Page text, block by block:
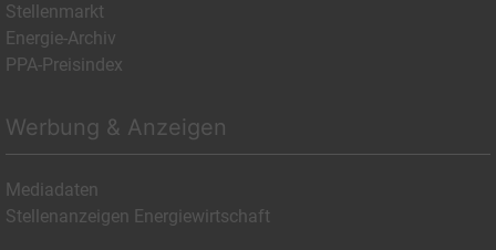
Stellenmarkt
Energie-Archiv
PPA-Preisindex
Werbung & Anzeigen
Mediadaten
Stellenanzeigen Energiewirtschaft